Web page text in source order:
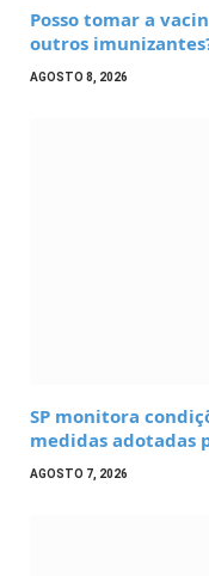
Posso tomar a
outros
AGOSTO 8, 2026
SP monitora
medidas adotadas
AGOSTO 7, 2026